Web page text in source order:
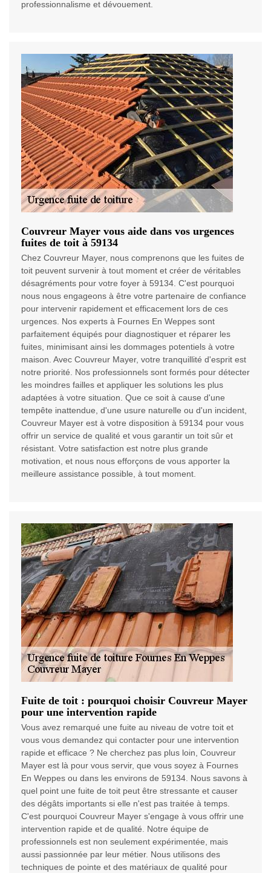
professionnalisme et dévouement.
Couvreur Mayer vous aide dans vos urgences
fuites de toit à 59134
Chez Couvreur Mayer, nous comprenons que les fuites de
toit peuvent survenir à tout moment et créer de véritables
désagréments pour votre foyer à 59134. C'est pourquoi
nous nous engageons à être votre partenaire de confiance
pour intervenir rapidement et efficacement lors de ces
urgences. Nos experts à Fournes En Weppes sont
parfaitement équipés pour diagnostiquer et réparer les
fuites, minimisant ainsi les dommages potentiels à votre
maison. Avec Couvreur Mayer, votre tranquillité d'esprit est
notre priorité. Nos professionnels sont formés pour détecter
les moindres failles et appliquer les solutions les plus
adaptées à votre situation. Que ce soit à cause d'une
tempête inattendue, d'une usure naturelle ou d'un incident,
Couvreur Mayer est à votre disposition à 59134 pour vous
offrir un service de qualité et vous garantir un toit sûr et
résistant. Votre satisfaction est notre plus grande
motivation, et nous nous efforçons de vous apporter la
meilleure assistance possible, à tout moment.
Fuite de toit : pourquoi choisir Couvreur Mayer
pour une intervention rapide
Vous avez remarqué une fuite au niveau de votre toit et
vous vous demandez qui contacter pour une intervention
rapide et efficace ? Ne cherchez pas plus loin, Couvreur
Mayer est là pour vous servir, que vous soyez à Fournes
En Weppes ou dans les environs de 59134. Nous savons à
quel point une fuite de toit peut être stressante et causer
des dégâts importants si elle n'est pas traitée à temps.
C'est pourquoi Couvreur Mayer s'engage à vous offrir une
intervention rapide et de qualité. Notre équipe de
professionnels est non seulement expérimentée, mais
aussi passionnée par leur métier. Nous utilisons des
techniques de pointe et des matériaux de qualité pour